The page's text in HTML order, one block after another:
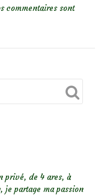
commentaires sont
privé, de 4 ares, à
je partage ma passion